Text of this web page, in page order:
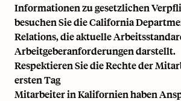
Informationen zu gesetzlichen
besuchen Sie dieCalifornia
Relations, die aktuelle
Arbeitgeberanforderungen darstellt.
Respektieren Sie die Rechte der
ersten Tag
Mitarbeiter in Kalifornien haben